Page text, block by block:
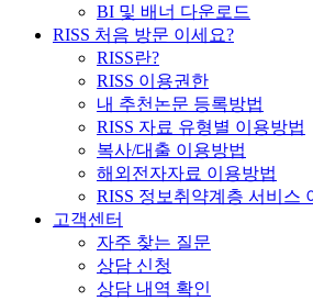
BI 및 배너 다운로드
RISS 처음 방문 이세요?
RISS란?
RISS 이용권한
내 추천논문 등록방법
RISS 자료 유형별 이용방법
복사/대출 이용방법
해외전자자료 이용방법
RISS 정보취약계층 서비스
고객센터
자주 찾는 질문
상담 신청
상담 내역 확인